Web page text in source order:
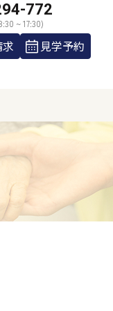
772
~ 17:30)
見学予約